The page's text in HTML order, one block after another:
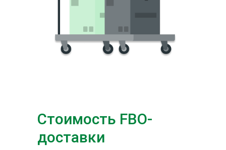
склад маркетплейса
складе фулфилмента
склад маркетплейса
Разместим на качественном
Стоимость FBO-
доставки